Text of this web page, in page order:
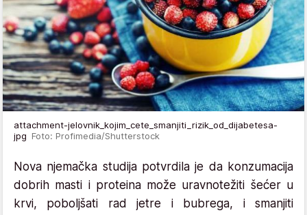
attachment-jelovnik_kojim_cete_smanjiti_rizik_od_dijabetesa-
jpg Foto: Profimedia/Shutterstock
Nova njemačka studija potvrdila je da konzumacija
dobrih masti i proteina može uravnotežiti šećer u
krvi, poboljšati rad jetre i bubrega, i smanjiti